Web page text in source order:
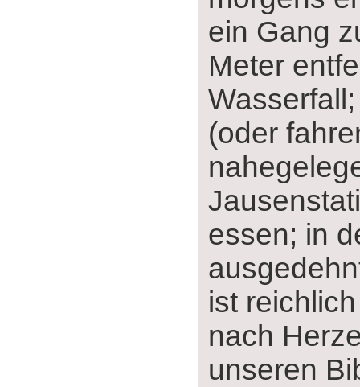
ein Gang
Meter
(oder
essen; in
ist
nach
unseren